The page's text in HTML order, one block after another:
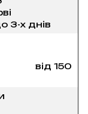
3-х днів
від 150